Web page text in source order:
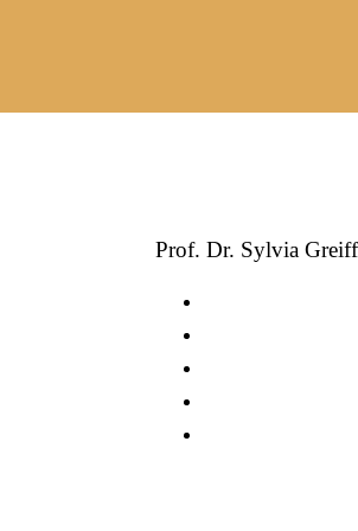
Prof. Dr. Sylvia